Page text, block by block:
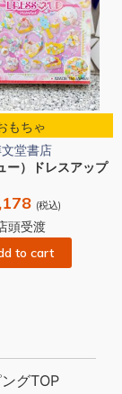
もちゃ
堂書店
ー）ドレスアップ
(税込)
頭受渡
to cart
グTOP